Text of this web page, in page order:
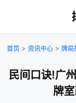
首页 > 资讯中心 > 牌局
民间口诀!广
牌